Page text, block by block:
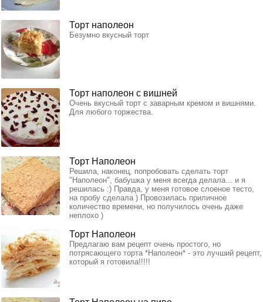
Торт наполеон
Безумно вкусный торт
Торт наполеон с вишней
Очень вкусный торт с заварным кремом и вишнями.
Для любого торжества.
Торт Наполеон
Решила, наконец, попробовать сделать торт
"Наполеон", бабушка у меня всегда делала... и я
решилась :) Правда, у меня готовое слоеное тесто,
на пробу сделала ) Провозилась приличное
количество времени, но получилось очень даже
неплохо )
Торт Наполеон
Предлагаю вам рецепт очень простого, но
потрясающего торта *Наполеон* - это лучший рецепт,
который я готовила!!!!!